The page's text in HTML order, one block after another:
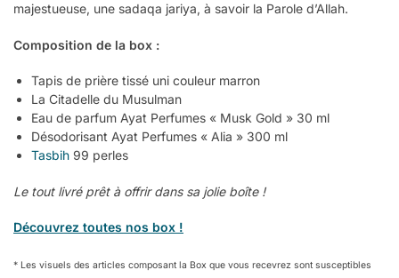
majestueuse, une sadaqa jariya, à savoir la Parole d’Allah.
Composition de la box :
Tapis de prière tissé uni couleur marron
La Citadelle du Musulman
Eau de parfum Ayat Perfumes « Musk Gold » 30 ml
Désodorisant Ayat Perfumes « Alia » 300 ml
Tasbih 99 perles
Le tout livré prêt à offrir dans sa jolie boîte !
Découvrez toutes nos box !
* Les visuels des articles composant la Box que vous recevrez sont susceptibles